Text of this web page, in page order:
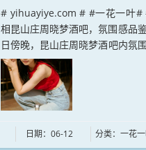
# yihuayiye.com # #一花一叶#
相昆山庄周晓梦酒吧，氛围感品
日傍晚，昆山庄周晓梦酒吧内氛
驻足吧台前，与一花一叶白酒同
勒出酒...
日期：06-12 分类：一花